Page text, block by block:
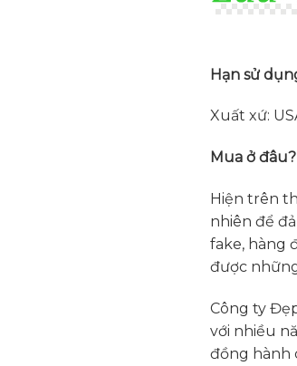
Hạn sử
Xuất xứ:
Mua ở đâu?
Hiện trên
nhiên để
fake, hàng
được
Công ty
với nhiều
đồng hành